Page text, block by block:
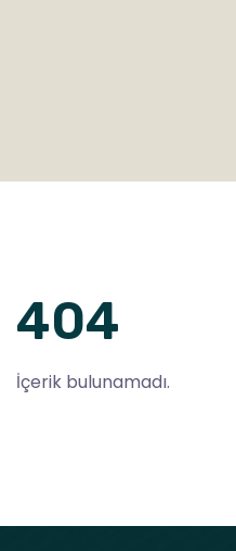
404
İçerik bulunamadı.